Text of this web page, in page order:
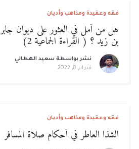
فقه وعقيدة ومذاهب وأديان
هل من أمل في العثور على ديوان جابر
بن زيد ؟ ( القراءة الجماعية 2)
نشر بواسطة سعيد الهطالي
فبراير 8, 2022
فقه وعقيدة ومذاهب وأديان
الشذا العاطر في أحكام صلاة المسافر